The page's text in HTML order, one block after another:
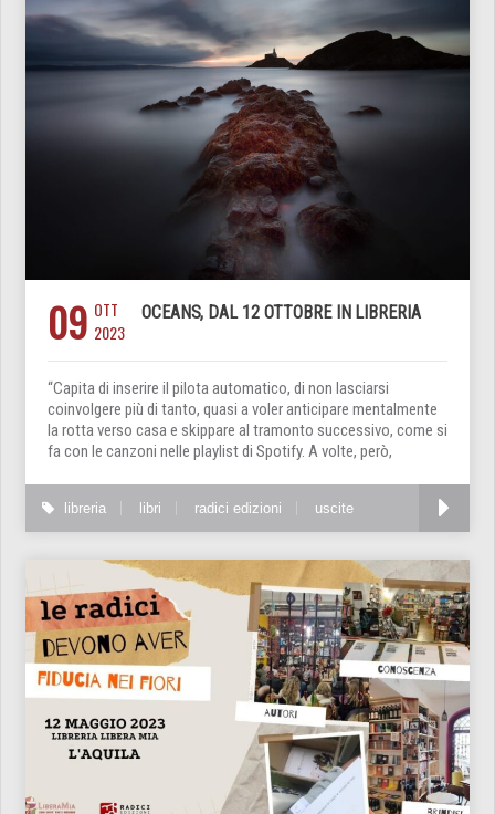
09 OTT
2023
OCEANS, DAL 12 OTTOBRE IN LIBRERIA
“Capita di inserire il pilota automatico, di non lasciarsi
coinvolgere più di tanto, quasi a voler anticipare mentalmente
la rotta verso casa e skippare al tramonto successivo, come si
fa con le canzoni nelle playlist di Spotify. A volte, però,
libreria libri radici edizioni uscite